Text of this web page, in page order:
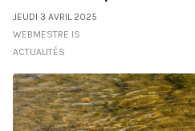
JEUDI 3 AVRIL 2025
WEBMESTRE IS
ACTUALITÉS